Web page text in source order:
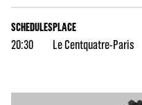
SCHEDULES
20:30
PLACE
Le Centquatre-Paris